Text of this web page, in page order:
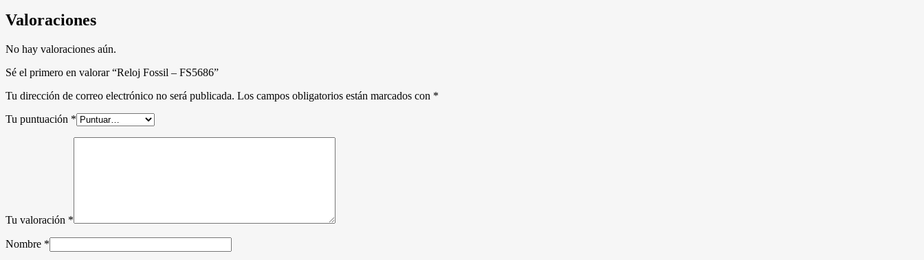
Valoraciones
No hay valoraciones aún.
Sé el primero en valorar “Reloj Fossil – FS5686”
Tu dirección de correo electrónico no será publicada. Los campos obligatorios están marcados con *
Tu puntuación *
Tu valoración *
Nombre *